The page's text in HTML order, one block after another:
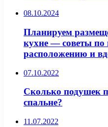
08.10.2024
Планируем
кухне — советы по
расположению и
07.10.2022
Сколько подушек
спальне?
11.07.2022